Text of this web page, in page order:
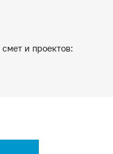
и проектов: